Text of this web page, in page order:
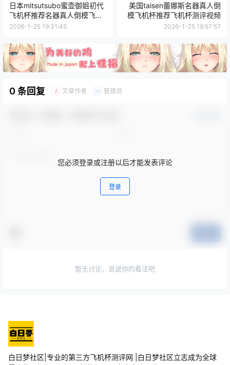
日本mitsutsubo蜜壶御姐初代
飞机杯推荐名器真人倒模飞机
杯图文测评
2026-1-25 19:31:45
美国taisen蕾娜斯名器真人倒
模飞机杯推荐飞机杯测评视频
2026-1-25 19:57:57
0 条回复 A 文章作者 M 管理员
您必须登录或注册以后才能发表评论
登录
暂无讨论，说说你的看法吧
白日梦社区|专业的第三方飞机杯测评网 |白日梦社区立志成为全球